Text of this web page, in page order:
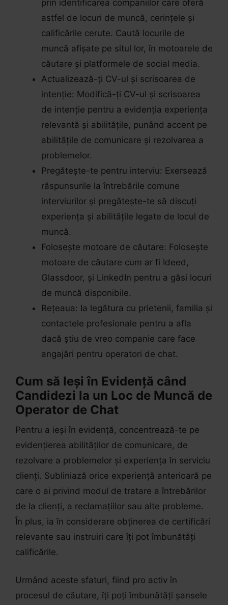
prin identificarea companiilor care oferă
astfel de locuri de muncă, cerințele și
calificările cerute. Caută locurile de
muncă afișate pe situl lor, în motoarele de
căutare și platformele de social media.
Actualizează-ți CV-ul și scrisoarea de
intenție: Modifică-ți CV-ul și scrisoarea
de intenție pentru a evidenția experiența
relevantă și abilitățile, punând accent pe
abilitățile de comunicare și rezolvarea a
problemelor.
Pregătește-te pentru interviu: Exersează
răspunsurile la întrebările comune
interviurilor și pregătește-te să discuți
experiența și abilitățile legate de locul de
muncă.
Folosește motoare de căutare: Folosește
motoare de căutare cum ar fi Ideed,
Glassdoor, și LinkedIn pentru a găsi locuri
de muncă disponibile.
Rețeaua: Ia legătura cu prietenii, familia și
contactele profesionale pentru a afla
dacă știu de vreo companie care face
angajări pentru operatori de chat.
Cum să Ieși în Evidență când
Candidezi la un Loc de Muncă de
Operator de Chat
Pentru a ieși în evidență, concentrează-te pe
evidențierea abilităților de comunicare, de
rezolvare a problemelor și experiența în serviciu
clienți. Subliniază orice experiență anterioară pe
care o ai privind modul de tratare a întrebărilor
de la clienți, a reclamațiilor sau alte probleme.
În plus, ia în considerare obținerea de certificări
relevante sau instruiri care îți pot îmbunătăți
calificările.
Urmând aceste sfaturi, fiind pro activ în
procesul de căutare, îți poți îmbunătăți șansele